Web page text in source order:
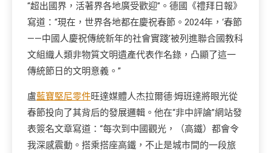
“超出國界，活著界各地廣受歡迎”。德國《禮拜日報》
寫道：“現在，世界各地都在慶祝春節。2024年，‘春節
——中國人慶祝傳統新年的社會實踐’被列進聯合國教科
文組織人類非物質文明遺產代表作名錄，凸顯了這一
傳統節日的文明意義。”
盧藍寶堅尼零件旺達媒體人杰拉爾德·姆班達將眼光從
春節投向了其背后的發展邏輯。他在“非中評論”網站發
表簽名文章寫道：“每次到中國觀光，（高鐵）都會令
我深感震動。搭乘搭座高鐵，不止是城市間的一段旅